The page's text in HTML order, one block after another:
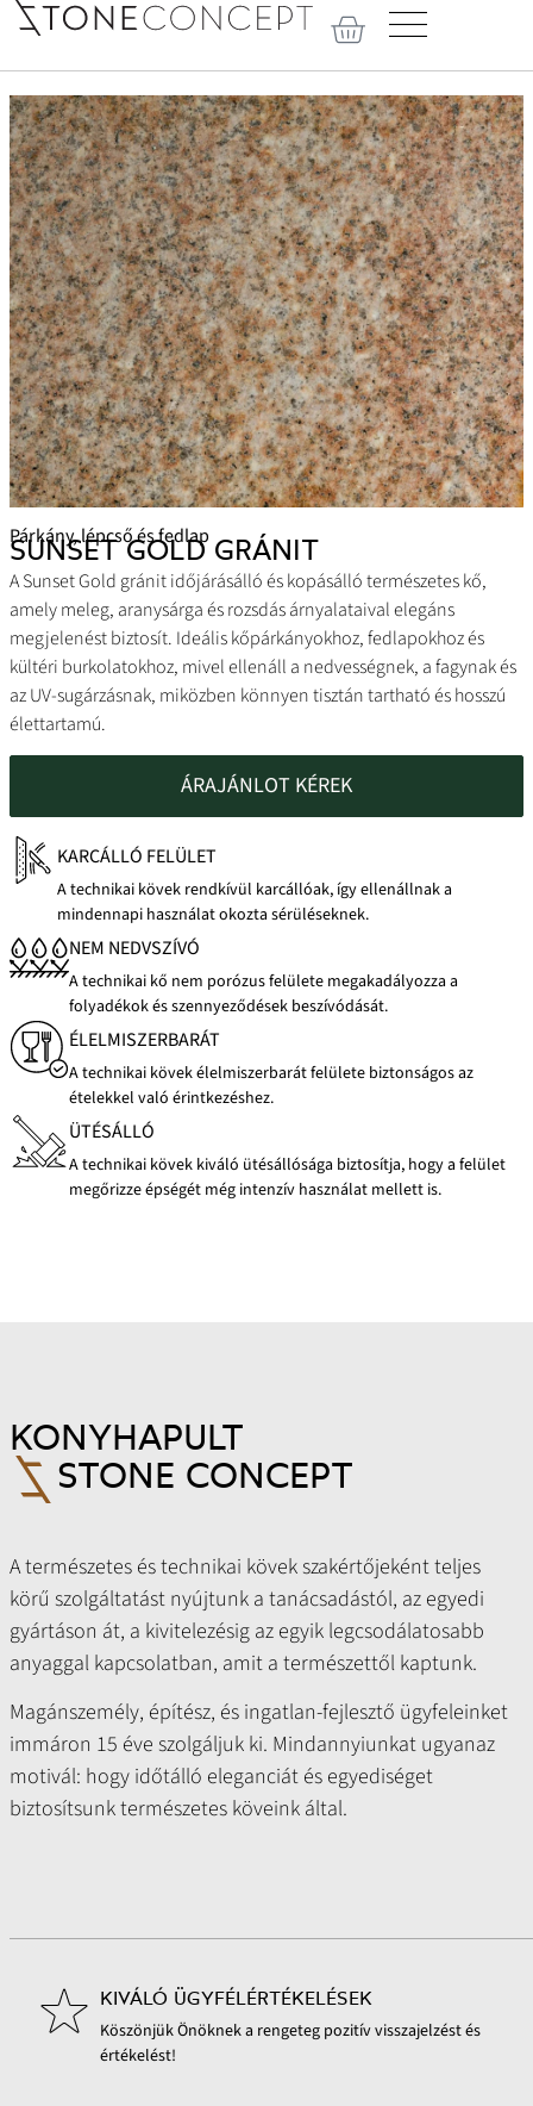
Párkány, lépcső és fedlap
SUNSET GOLD GRÁNIT
A Sunset Gold gránit időjárásálló és kopásálló természetes kő,
amely meleg, aranysárga és rozsdás árnyalataival elegáns
megjelenést biztosít. Ideális kőpárkányokhoz, fedlapokhoz és
kültéri burkolatokhoz, mivel ellenáll a nedvességnek, a fagynak és
az UV-sugárzásnak, miközben könnyen tisztán tartható és hosszú
élettartamú.
ÁRAJÁNLOT KÉREK
KARCÁLLÓ FELÜLET
A technikai kövek rendkívül karcállóak, így ellenállnak a
mindennapi használat okozta sérüléseknek.
NEM NEDVSZÍVÓ
A technikai kő nem porózus felülete megakadályozza a
folyadékok és szennyeződések beszívódását.
ÉLELMISZERBARÁT
A technikai kövek élelmiszerbarát felülete biztonságos az
ételekkel való érintkezéshez.
ÜTÉSÁLLÓ
A technikai kövek kiváló ütésállósága biztosítja, hogy a felület
megőrizze épségét még intenzív használat mellett is.
KONYHAPULT
STONE CONCEPT
A természetes és technikai kövek szakértőjeként teljes
körű szolgáltatást nyújtunk a tanácsadástól, az egyedi
gyártáson át, a kivitelezésig az egyik legcsodálatosabb
anyaggal kapcsolatban, amit a természettől kaptunk.
Magánszemély, építész, és ingatlan-fejlesztő ügyfeleinket
immáron 15 éve szolgáljuk ki. Mindannyiunkat ugyanaz
motivál: hogy időtálló eleganciát és egyediséget
biztosítsunk természetes köveink által.
KIVÁLÓ ÜGYFÉLÉRTÉKELÉSEK
Köszönjük Önöknek a rengeteg pozitív visszajelzést és
értékelést!